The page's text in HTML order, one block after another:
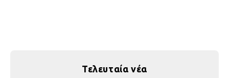
Τελευταία νέα